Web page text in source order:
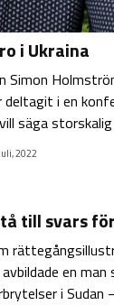
i Ukraina
Simon
deltagit i en
säga
2022
till svars
avbildade en
i Sudan